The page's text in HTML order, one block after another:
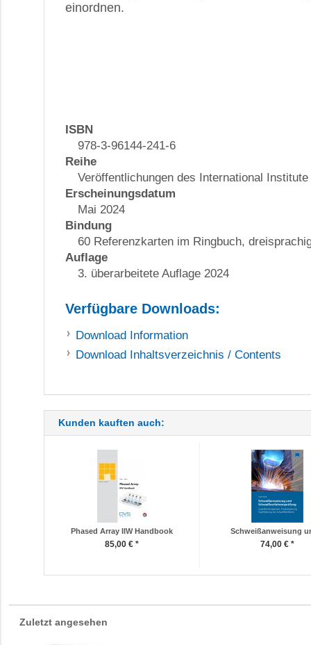
einordnen.
ISBN
978-3-96144-241-6
Reihe
Veröffentlichungen des International
Erscheinungsdatum
Mai 2024
Bindung
60 Referenzkarten im Ringbuch,
Auflage
3. überarbeitete Auflage 2024
Verfügbare Downloads:
Download Information
Download Inhaltsverzeichnis / Contents
Kunden kauften auch:
Phased Array IIW Handbook
85,00 € *
Schweißanweisung
74,00 € *
Zuletzt angesehen